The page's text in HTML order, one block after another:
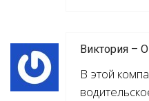
Виктория –
В этой